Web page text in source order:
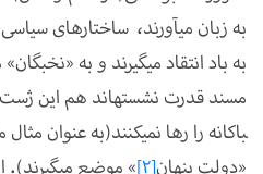
به زبان می­آورند، ساختار­های
به باد انتقاد می­گیرند و به
مسند قدرت نشسته­اند هم این
باکانه را رها نمی­کنند(به عنوان مثال
«دولت پنهان[2]» موضع می­گیرند).